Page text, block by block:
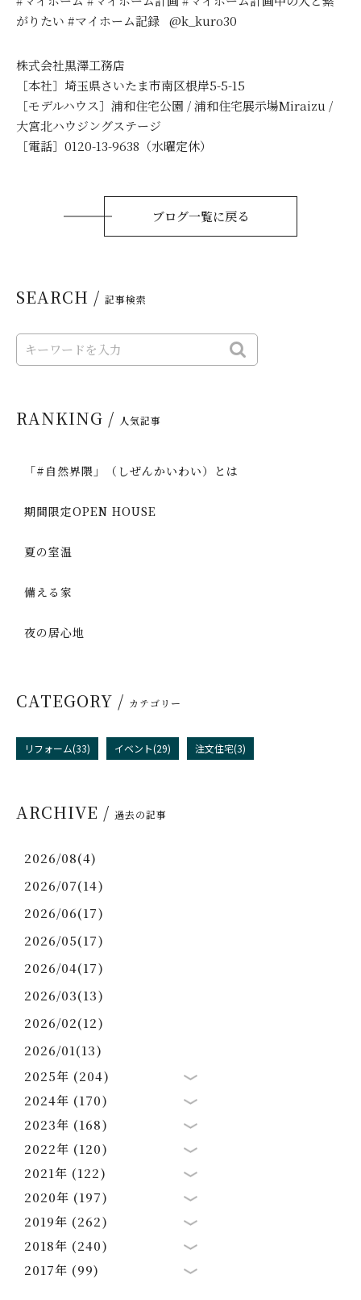
がりたい #マイホーム記録 @k_kuro30
株式会社黒澤工務店
［本社］埼玉県さいたま市南区根岸5-5-15
［モデルハウス］浦和住宅公園 / 浦和住宅展示場Miraizu /
大宮北ハウジングステージ
［電話］0120-13-9638（水曜定休）
ブログ一覧に戻る
SEARCH / 記事検索
RANKING / 人気記事
「#自然界隈」（しぜんかいわい）とは
期間限定OPEN HOUSE
夏の室温
備える家
夜の居心地
CATEGORY / カテゴリー
リフォーム(33) イベント(29) 注文住宅(3)
ARCHIVE / 過去の記事
2026/08(4)
2026/07(14)
2026/06(17)
2026/05(17)
2026/04(17)
2026/03(13)
2026/02(12)
2026/01(13)
2025年 (204)
2024年 (170)
2023年 (168)
2022年 (120)
2021年 (122)
2020年 (197)
2019年 (262)
2018年 (240)
2017年 (99)